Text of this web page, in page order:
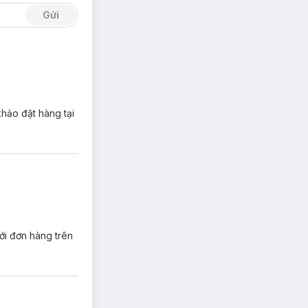
Gửi
đặt hàng tại
đơn hàng trên